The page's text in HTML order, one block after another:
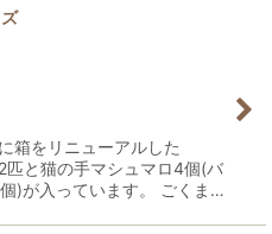
箱をリニューアルした
と猫の手マシュマロ4個(バ
)が入っています。 ごくま…